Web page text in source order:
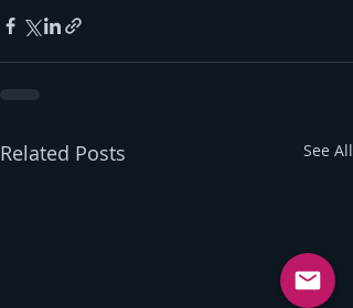
Related Posts See All